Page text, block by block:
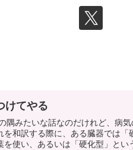
けてやる
隅みたいな話なのだけれど、病
を和訳する際に、ある臓器では「
を使い、あるいは「硬化型」とい